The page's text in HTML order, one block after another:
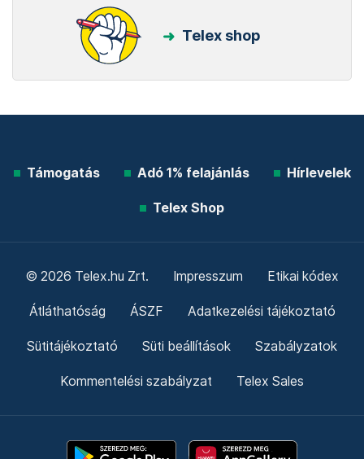
Telex shop
Támogatás Adó 1% felajánlás Hírlevelek
Telex Shop
© 2026 Telex.hu Zrt. Impresszum Etikai kódex
Átláthatóság ÁSZF Adatkezelési tájékoztató
Sütitájékoztató Süti beállítások Szabályzatok
Kommentelési szabályzat Telex Sales